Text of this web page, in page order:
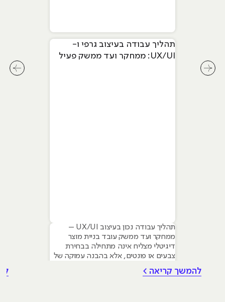
תהליך עבודה בעיצוב גרפי ו-
UX/UI: ממחקר ועד ממשק פעיל
תהליך עבודה נכון בעיצוב UX/UI –
ממחקר ועד ממשק עובד בניית מוצר
דיגיטלי מצליח אינה מתחילה בבחירת
צבעים או פונטים, אלא בהבנה עמוקה של
להמשך קריאה >
לחץ לחץ לשיקופית קודמת בסליידר מאמרים